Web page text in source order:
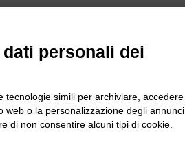
Tel:0172-478161
Fax: 0172-487399
personali dei
tecnologie simili per archiviare, accedere
o la personalizzazione degli annunci.
di non consentire alcuni tipi di cookie.